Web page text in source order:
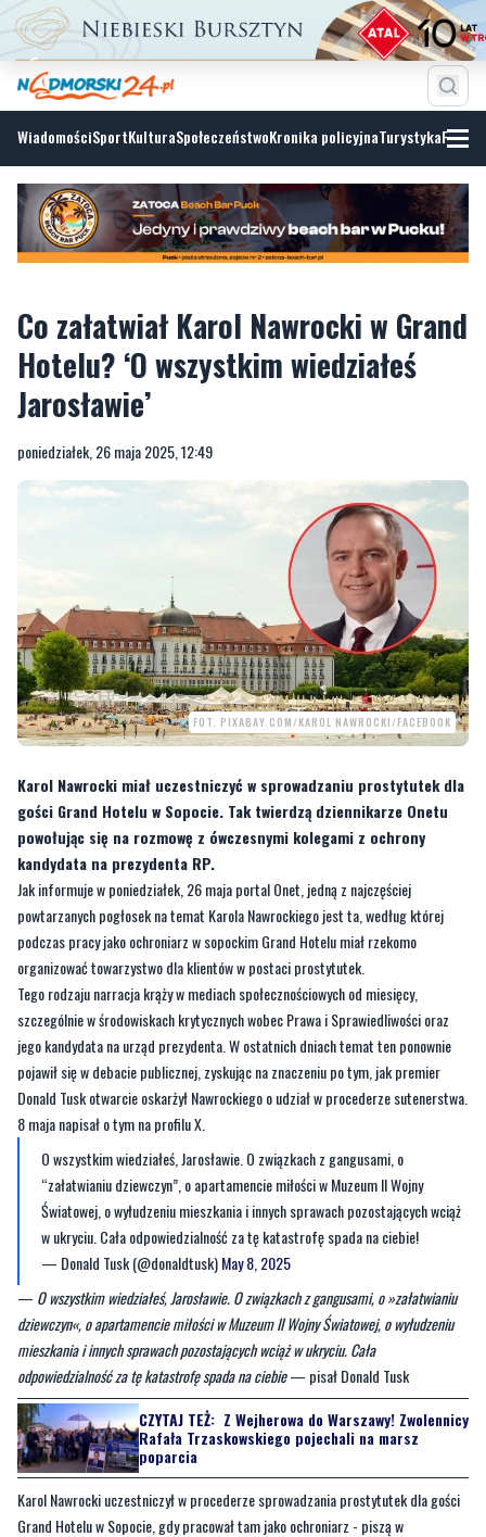
WiadomościSportKulturaSpołeczeństwoKronika policyjnaTurystyka
Co załatwiał Karol Nawrocki w Grand
Jarosławie’
poniedziałek, 26 maja 2025, 12:49
FOT. PIXABAY.COM/KAROL NAWROCKI/FACEBOOK
Karol Nawrocki miał uczestniczyć w sprowadzaniu prostytutek dla
gości Grand Hotelu w Sopocie. Tak twierdzą dziennikarze Onetu
kandydata na prezydenta RP.
Jak informuje w poniedziałek, 26 maja portal Onet, jedną z najczęściej
powtarzanych pogłosek na temat Karola Nawrockiego jest ta, według której
podczas pracy jako ochroniarz w sopockim Grand Hotelu miał rzekomo
organizować towarzystwo dla klientów w postaci prostytutek.
Tego rodzaju narracja krąży w mediach społecznościowych od miesięcy,
szczególnie w środowiskach krytycznych wobec Prawa i Sprawiedliwości oraz
jego kandydata na urząd prezydenta. W ostatnich dniach temat ten ponownie
pojawił się w debacie publicznej, zyskując na znaczeniu po tym, jak premier
Donald Tusk otwarcie oskarżył Nawrockiego o udział w procederze sutenerstwa.
8 maja napisał o tym na profilu X.
O wszystkim wiedziałeś, Jarosławie. O związkach z gangusami, o
“załatwianiu dziewczyn”, o apartamencie miłości w Muzeum II Wojny
Światowej, o wyłudzeniu mieszkania i innych sprawach pozostających wciąż
w ukryciu. Cała odpowiedzialność za tę katastrofę spada na ciebie!
— Donald Tusk (@donaldtusk)May 8, 2025
O wszystkim wiedziałeś, Jarosławie. O związkach z gangusami, o »załatwianiu
dziewczyn«, o apartamencie miłości w Muzeum II Wojny Światowej, o wyłudzeniu
mieszkania i innych sprawach pozostających wciąż w ukryciu. Cała
odpowiedzialność za tę katastrofę spada na ciebie— pisał Donald Tusk
CZYTAJ TEŻ: Z Wejherowa do Warszawy! Zwolennicy
Rafała Trzaskowskiego pojechali na marsz
poparcia
Karol Nawrocki uczestniczył w procederze sprowadzania prostytutek dla gości
Grand Hotelu w Sopocie, gdy pracował tam jako ochroniarz - piszą w
poniedziałek dziennikarze Onetu Andrzej Stankiewcz i Jacek Harłukowicz,
powołując się na dwóch ówczesnych kolegów kandydata PiS.
—Ze względu na obawy o własne bezpieczeństwo nasi rozmówcy chcą pozostać